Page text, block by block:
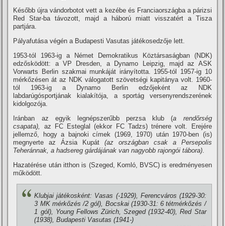
Később újra vándorbotot vett a kezébe és Franciaországba a párizsi
Red Star-ba távozott, majd a háború miatt visszatért a Tisza
partjára.
Pályafutása végén a Budapesti Vasutas játékosedzője lett.
1953-tól 1963-ig a Német Demokratikus Köztársaságban (NDK)
edzősködött: a VP Dresden, a Dynamo Leipzig, majd az ASK
Vorwarts Berlin szakmai munkáját irányí­totta. 1955-tól 1957-ig 10
mérkőzésen át az NDK válogatott szövetségi kapitánya volt. 1960-
tól 1963-ig a Dynamo Berlin edzőjeként az NDK
labdarúgósportjának kialakí­tója, a sportág versenyrendszerének
kidolgozója.
Iránban az egyik legnépszerűbb perzsa klub (a rendőrség
csapata),
az FC Esteglal (ekkor FC Tadzs) trénere volt. Erejére
jellemző, hogy a bajnoki cí­mek (1969, 1970) után 1970-ben (is)
megnyerte az Ázsia Kupát (az országban csak a Persepolis
Teheránnak, a hadsereg gárdájának van nagyobb rajongói tábora).
Hazatérése után itthon is (Szeged, Komló, BVSC) is eredményesen
működött.
Klubjai játékosként: Vasas (-1929), Ferencváros (1929-30:
3 MK mérkőzés /2 gól), Bocskai (1930-31: 6 tétmérkőzés /
1 gól), Young Fellows Zürich, Szeged (1932-40), Red Star
(1938), Budapesti Vasutas (1941-)